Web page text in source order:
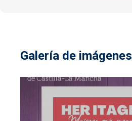
Galería de imágenes